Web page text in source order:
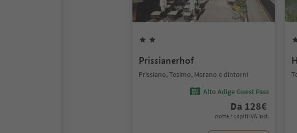
Prissianerhof
Prissiano, Tesimo, Merano e dintorni
Alto Adige Guest Pass
Da 128€
notte / ospiti IVA incl.